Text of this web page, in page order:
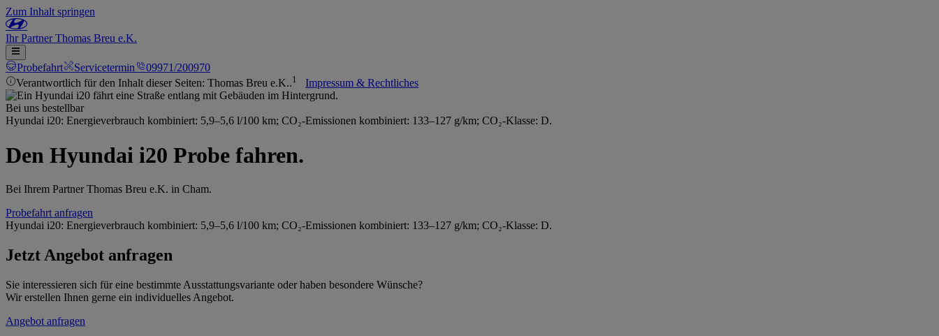
Zum Inhalt springen
IhrPartnerThomas Breu e.K.
Probefahrt Servicetermin
09971/200970
Verantwortlich für den Inhalt dieser Seiten: Thomas Breu e.K..1 Impressum & Rechtliches
Bei uns bestellbar
Hyundai i20: Energieverbrauch kombiniert: 5,9–5,6 l/100 km; CO₂-Emissionen kombiniert: 133–127 g/km; CO₂-Klasse: D.
Den Hyundai i20 Probe fahren.
Bei Ihrem Partner Thomas Breu e.K. in Cham.
Probefahrt anfragen
Hyundai i20: Energieverbrauch kombiniert: 5,9–5,6 l/100 km; CO₂-Emissionen kombiniert: 133–127 g/km; CO₂-Klasse: D.
Jetzt Angebot anfragen
Sie interessieren sich für eine bestimmte Ausstattungsvariante oder haben besondere Wünsche?
Wir erstellen Ihnen gerne ein individuelles Angebot.
Angebot anfragen